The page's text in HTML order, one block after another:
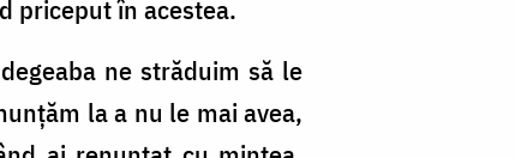
priceput în acestea.
ne străduim să le
la a nu le mai avea,